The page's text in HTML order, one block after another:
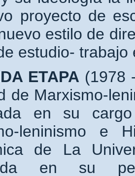
proyecto de
estilo de
estudio- trabajo
ETAPA (1978
de Marxismo-
en su
leninismo e
de La
en su